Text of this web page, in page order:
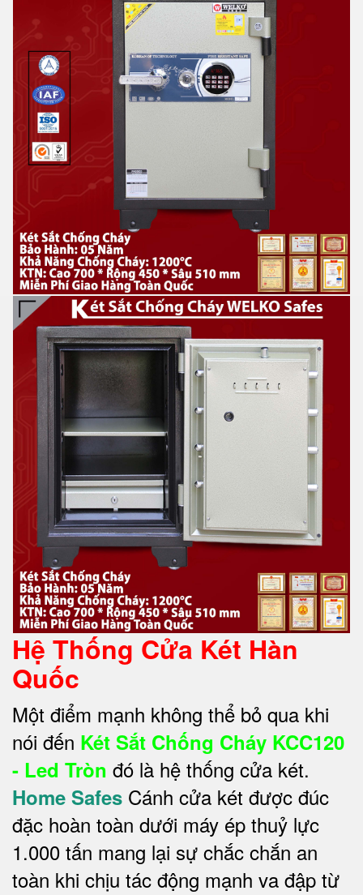
Hệ Thống Cửa Két Hàn
Quốc
Một điểm mạnh không thể bỏ qua khi
nói đến Két Sắt Chống Cháy KCC120
- Led Tròn đó là hệ thống cửa két.
Home Safes Cánh cửa két được đúc
đặc hoàn toàn dưới máy ép thuỷ lực
1.000 tấn mang lại sự chắc chắn an
toàn khi chịu tác động mạnh va đập từ